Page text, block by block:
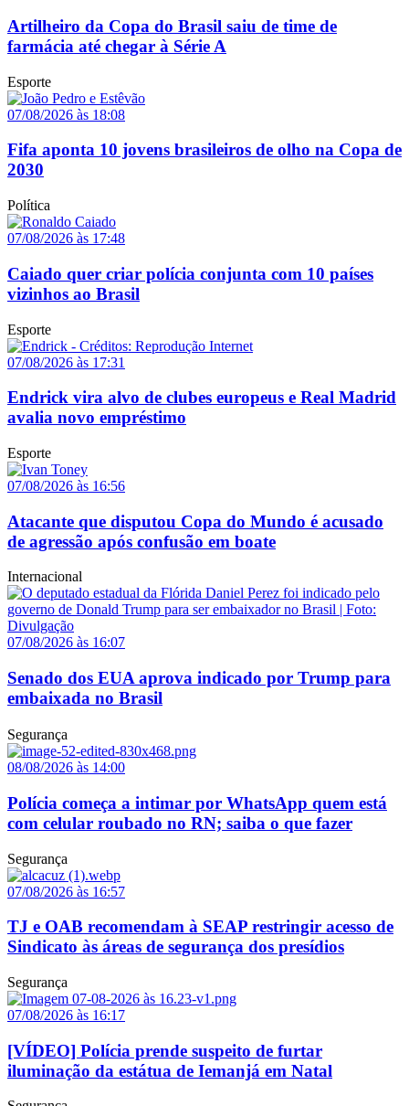
Artilheiro da Copa do Brasil saiu de time de
farmácia até chegar à Série A
Esporte
07/08/2026 às 18:08
Fifa aponta 10 jovens brasileiros de olho na Copa de
2030
Política
07/08/2026 às 17:48
Caiado quer criar polícia conjunta com 10 países
vizinhos ao Brasil
Esporte
07/08/2026 às 17:31
Endrick vira alvo de clubes europeus e Real Madrid
avalia novo empréstimo
Esporte
07/08/2026 às 16:56
Atacante que disputou Copa do Mundo é acusado
de agressão após confusão em boate
Internacional
07/08/2026 às 16:07
Senado dos EUA aprova indicado por Trump para
embaixada no Brasil
Segurança
08/08/2026 às 14:00
Polícia começa a intimar por WhatsApp quem está
com celular roubado no RN; saiba o que fazer
Segurança
07/08/2026 às 16:57
TJ e OAB recomendam à SEAP restringir acesso de
Sindicato às áreas de segurança dos presídios
Segurança
07/08/2026 às 16:17
[VÍDEO] Polícia prende suspeito de furtar
iluminação da estátua de Iemanjá em Natal